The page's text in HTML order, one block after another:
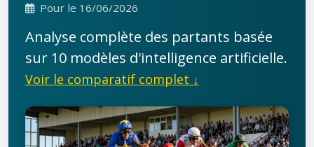
Pour le 16/06/2026
Analyse complète des partants basée
sur 10 modèles d'intelligence artificielle.
Voir le comparatif complet ↓